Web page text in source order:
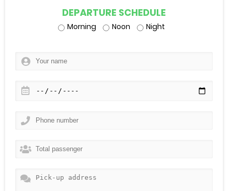
DEPARTURE SCHEDULE
Morning Noon Night